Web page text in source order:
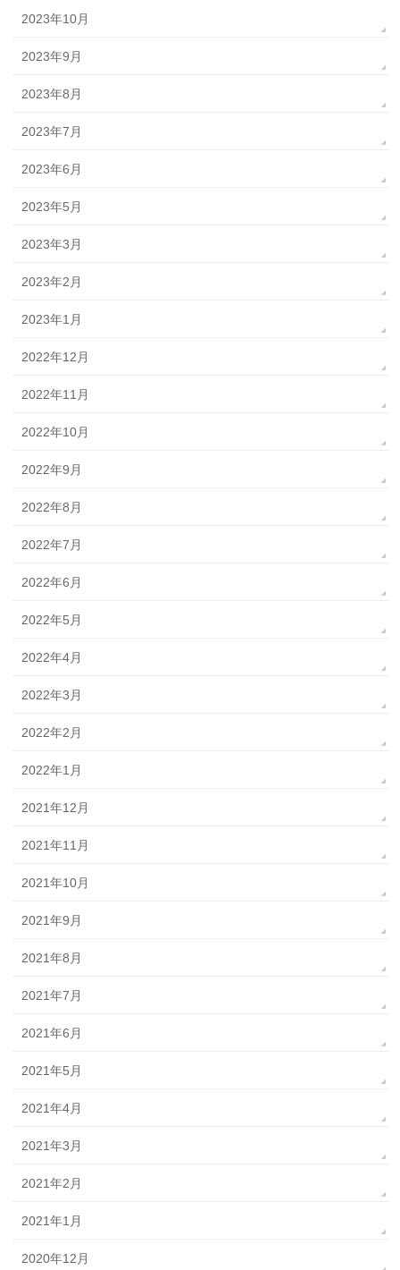
2023年10月
2023年9月
2023年8月
2023年7月
2023年6月
2023年5月
2023年3月
2023年2月
2023年1月
2022年12月
2022年11月
2022年10月
2022年9月
2022年8月
2022年7月
2022年6月
2022年5月
2022年4月
2022年3月
2022年2月
2022年1月
2021年12月
2021年11月
2021年10月
2021年9月
2021年8月
2021年7月
2021年6月
2021年5月
2021年4月
2021年3月
2021年2月
2021年1月
2020年12月